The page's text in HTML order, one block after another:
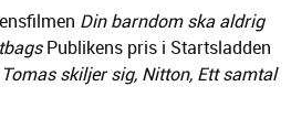
Din barndom ska aldrig
Publikens pris i Startsladden
skiljer sig, Nitton, Ett samtal